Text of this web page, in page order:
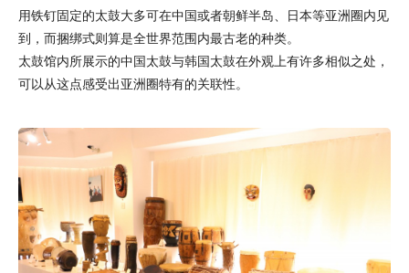
用铁钉固定的太鼓大多可在中国或者朝鲜半岛、日本等亚洲圈内见
到，而捆绑式则算是全世界范围内最古老的种类。
太鼓馆内所展示的中国太鼓与韩国太鼓在外观上有许多相似之处，
可以从这点感受出亚洲圈特有的关联性。